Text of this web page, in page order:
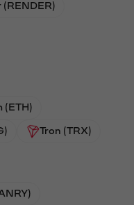
(RENDER)
(ETH)
Tron (TRX)